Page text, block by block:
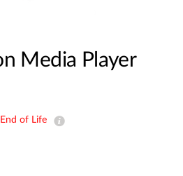
Media Player
End of Life